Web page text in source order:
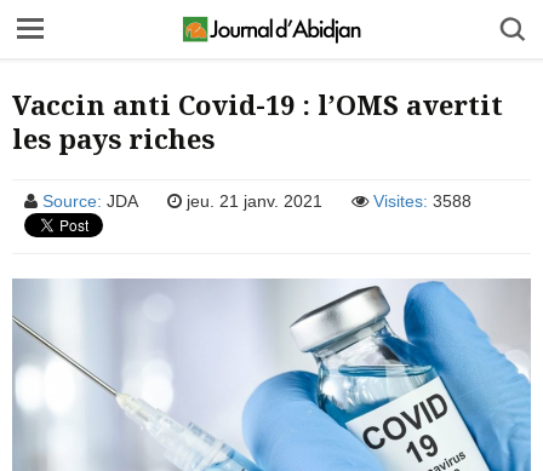
Vaccin anti Covid-19 : l’OMS avertit
les pays riches
Source: JDA jeu. 21 janv. 2021 Visites: 3588